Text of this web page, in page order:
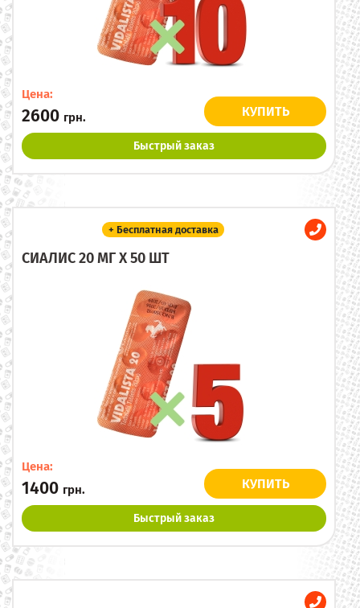
Цена:
2600 грн. КУПИТЬ
Быстрый заказ
+ Бесплатная доставка
СИАЛИС 20 МГ X 50 ШТ
Цена:
1400 грн. КУПИТЬ
Быстрый заказ